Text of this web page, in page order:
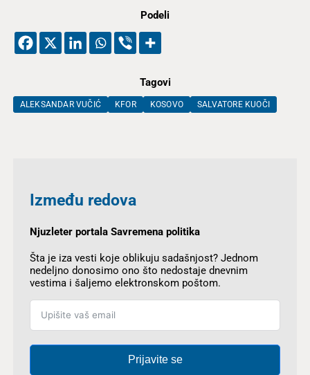
Podeli
Tagovi
ALEKSANDAR VUČIĆ KFOR KOSOVO SALVATORE KUOČI
Između redova
Njuzleter portala Savremena politika
Šta je iza vesti koje oblikuju sadašnjost? Jednom
nedeljno donosimo ono što nedostaje dnevnim
vestima i šaljemo elektronskom poštom.
Prijavite se